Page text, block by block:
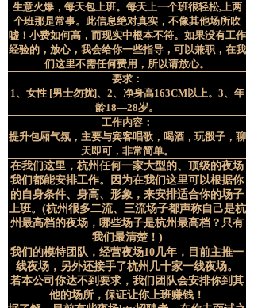
生意火爆，每天包上班。每天上一个班很轻松,上两
个班那是常事。此信息绝对真实，不像其他场所吹
嘘！小费如何高，而现实中根本不符。如果没有工作
经验的，放心，我会给你一些指导，可以兼职，在我
们这里不需任何费用，所以请放心。
要求：
1、女性 [男士勿扰]、 2、净身高163CM以上。 3、年
龄18—28岁。
工作内容：
提升包厢气氛，主要与宾客唱歌，喝酒，玩骰子，聊
天即可，非常简单。
在我们这里，杭州任何一家大型的、顶级的夜场
我们都能安排工作。因为在我们这里可以根据你
的自身条件、身高、形象，来安排适合你的场子
上班。(杭州很多二流、三流场子都声称自己是杭
州最高档的夜场，哪些场子是杭州最高档？只有
我们最清楚！)
我们的模特团队，经营夜场10几年，目前主推一
线夜场，另外还接手了杭州几十家一线夜场。
若本公司你达不到要求，我们团队会安排你到其
他的场所，保证让你上班赚钱！